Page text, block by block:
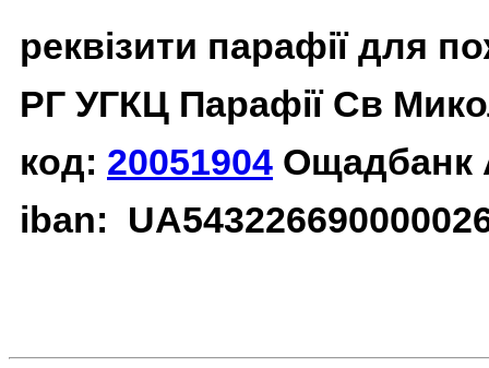
реквізити парафії для
РГ УГКЦ Парафії Св
код: 20051904 Ощадбанк
iban: